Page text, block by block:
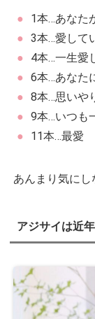
1本…あなた
3本…愛して
4本…一生愛
6本…あなた
8本…思いや
9本…いつも
11本…最愛
あんまり気にし
アジサイは近